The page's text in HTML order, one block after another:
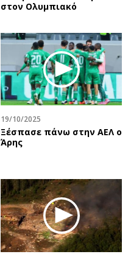
στον Ολυμπιακό
19/10/2025
Ξέσπασε πάνω στην ΑΕΛ ο
Άρης